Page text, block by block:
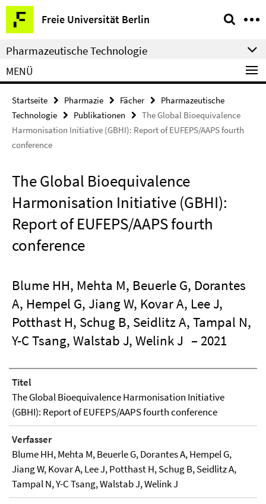
Springe
direkt
zu
Inhalt
Freie Universität Berlin
Service-
Navigation
Pharmazeutische Technologie
MENÜ
Startseite Pharmazie Fächer
Pharmazeutische
Technologie
Publikationen
The Global Bioequivalence
Harmonisation Initiative (GBHI): Report of EUFEPS/AAPS fourth
conference
The Global Bioequivalence
Harmonisation Initiative (GBHI):
Report of EUFEPS/AAPS fourth
conference
Blume HH, Mehta M, Beuerle G, Dorantes
A, Hempel G, Jiang W, Kovar A, Lee J,
Potthast H, Schug B, Seidlitz A, Tampal N,
Y-C Tsang, Walstab J, Welink J – 2021
Titel
The Global Bioequivalence Harmonisation Initiative
(GBHI): Report of EUFEPS/AAPS fourth conference
Verfasser
Blume HH, Mehta M, Beuerle G, Dorantes A, Hempel G,
Jiang W, Kovar A, Lee J, Potthast H, Schug B, Seidlitz A,
Tampal N, Y-C Tsang, Walstab J, Welink J